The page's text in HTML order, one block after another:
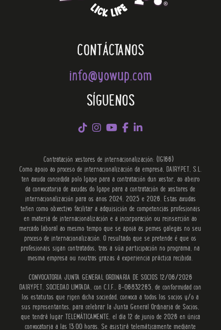
CONTÁCTANOS
info@yowup.com
SÍGUENOS
Contratación xestores de internacionalización: (IG166)
Como apoio ao proceso de internacionalización da empresa, DAIRYPET, S.L.
ten axuda concedida polo Igape para a contratación dun xestor, ao abeiro
da convocatoria de axudas do Igape para a contratación de xestores de
internacionalización para os anos 2024, 2025 e 2026. Estas axudas
teñen como obxectivo facilitar a adquisición de competencias profesionais
en materia de internacionalización e a incorporación ou reinserción ao
mercado laboral ao mesmo tempo que se apoia as pemes galegas no seu
proceso de internacionalización. O resultado que se pretende é que os
profesionais sigan contratados, tras a súa participación no programa, na
mesma empresa ou noutras grazas á experiencia práctica recibida.
CONVOCATORIA JUNTA GENERAL ORDINARIA DE SOCIOS 12/06/2026
DAIRYPET, SOCIEDAD LIMTADA, con C.I.F., B-06832265, de conformidad con
los estatutos que rigen dicha sociedad, convoca a todos los socios y/o a
sus representantes, para celebrar la Junta General Ordinaria de Socios,
que tendrá lugar TELEMÁTICAMENTE, el día 12 de junio de 2026 en única
convocatoria a las 13:00 horas. Se asistirá telemáticamente mediante